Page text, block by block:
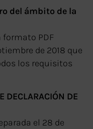
del ámbito de la
PDF
de 2018 que
los requisitos
DECLARACIÓN DE
el 28 de